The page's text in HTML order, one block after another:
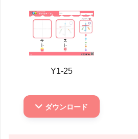
Y1-25
ダウンロード